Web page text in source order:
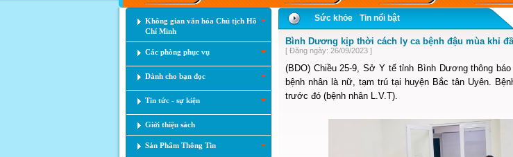
Không gian văn hóa Chủ tịch Hồ
Chí Minh
Các phòng phục vụ
Dành cho bạn đọc
Tin tức - sự kiện
Giới thiệu sách
Sản Phẩm Thông Tin
Sức khỏe Tin nổi bật
Bình Dương kịp thời cách ly ca bệnh đậu mùa khỉ
[ Đăng ngày: 26/09/2023 ]
(BDO) Chiều 25-9, Sở Y tế tỉnh Bình Dương thông
bệnh nhân là nữ, tạm trú tại huyện Bắc tân Uyên.
trước đó (bệnh nhân L.V.T).